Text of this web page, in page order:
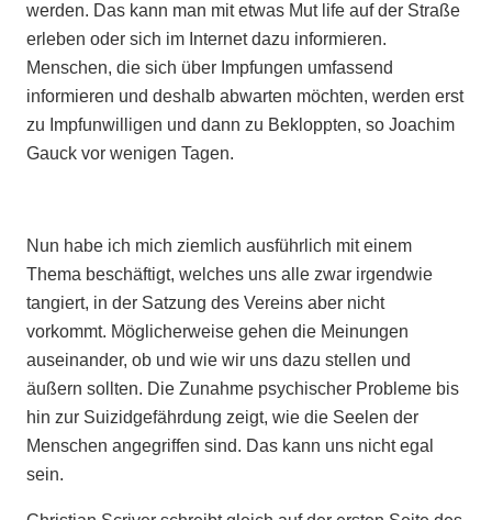
werden. Das kann man mit etwas Mut life auf der Straße
erleben oder sich im Internet dazu informieren.
Menschen, die sich über Impfungen umfassend
informieren und deshalb abwarten möchten, werden erst
zu Impfunwilligen und dann zu Bekloppten, so Joachim
Gauck vor wenigen Tagen.
Nun habe ich mich ziemlich ausführlich mit einem
Thema beschäftigt, welches uns alle zwar irgendwie
tangiert, in der Satzung des Vereins aber nicht
vorkommt. Möglicherweise gehen die Meinungen
auseinander, ob und wie wir uns dazu stellen und
äußern sollten. Die Zunahme psychischer Probleme bis
hin zur Suizidgefährdung zeigt, wie die Seelen der
Menschen angegriffen sind. Das kann uns nicht egal
sein.